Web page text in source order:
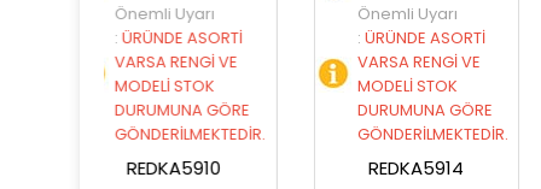
Önemli Uyarı
:ÜRÜNDE ASORTİ
VARSA RENGİ VE
MODELİ STOK
DURUMUNA GÖRE
GÖNDERİLMEKTEDİR.
REDKA5914
Önemli Uyarı
:ÜRÜNDE ASORTİ
VARSA RENGİ VE
MODELİ STOK
DURUMUNA GÖRE
SUNMAN00006049